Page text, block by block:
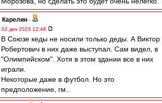
Карелин -
02 дек 2023 12:48
В Союзе кеды не носили только деды. А Виктор
Робертович в них даже выступал. Сам видел, в
"Олимпийском". Хотя в этом здании все в них
играли.
Некоторые даже в футбол. Но это
предположение, гм..